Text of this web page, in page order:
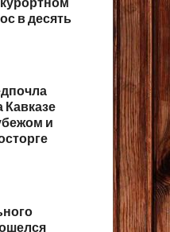
в десять
Кавказе
и